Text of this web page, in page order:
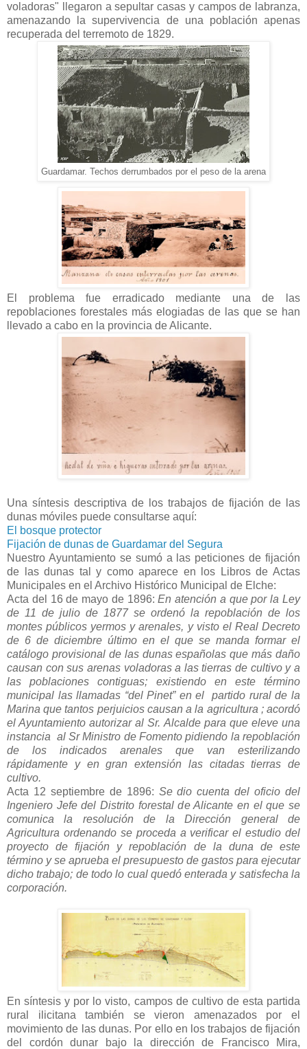
voladoras" llegaron a sepultar casas y campos de labranza,
amenazando la supervivencia de una población apenas
recuperada del terremoto de 1829.
Guardamar. Techos derrumbados por el peso de la arena
El problema fue erradicado mediante una de las
repoblaciones forestales más elogiadas de las que se han
llevado a cabo en la provincia de Alicante.
Una síntesis descriptiva de los trabajos de fijación de las
dunas móviles puede consultarse aquí:
El bosque protector
Fijación de dunas de Guardamar del Segura
Nuestro Ayuntamiento se sumó a las peticiones de fijación
de las dunas tal y como aparece en los Libros de Actas
Municipales en el Archivo Histórico Municipal de Elche:
Acta del 16 de mayo de 1896:En atención a que por la Ley
de 11 de julio de 1877 se ordenó la repoblación de los
montes públicos yermos y arenales, y visto el Real Decreto
de 6 de diciembre último en el que se manda formar el
catálogo provisional de las dunas españolas que más daño
causan con sus arenas voladoras a las tierras de cultivo y a
las poblaciones contiguas; existiendo en este término
municipal las llamadas “del Pinet” en el partido rural de la
Marina que tantos perjuicios causan a la agricultura ; acordó
el Ayuntamiento autorizar al Sr. Alcalde para que eleve una
instancia al Sr Ministro de Fomento pidiendo la repoblación
de los indicados arenales que van esterilizando
rápidamente y en gran extensión las citadas tierras de
cultivo.
Acta 12 septiembre de 1896: Se dio cuenta del oficio del
Ingeniero Jefe del Distrito forestal de Alicante en el que se
comunica la resolución de la Dirección general de
Agricultura ordenando se proceda a verificar el estudio del
proyecto de fijación y repoblación de la duna de este
término y se aprueba el presupuesto de gastos para ejecutar
dicho trabajo; de todo lo cual quedó enterada y satisfecha la
corporación.
Ensíntesis y por lo visto, campos de cultivo de esta partida
rural ilicitana también se vieron amenazados por el
movimiento de las dunas. Por ello en los trabajos de fijación
del cordón dunar bajo la dirección de Francisco Mira,